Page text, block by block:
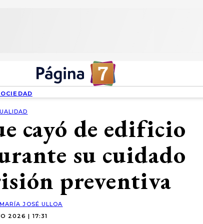
cayó de edificio
su cuidado
preventiva
MARÍA JOSÉ ULLOA
2026 | 17:31